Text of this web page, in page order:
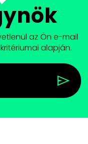
az Ön e-mail
alapján.